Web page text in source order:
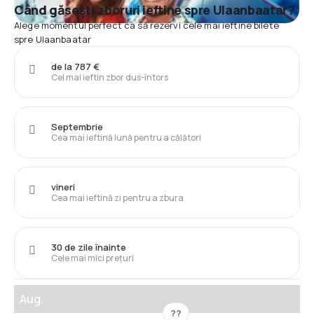
Când găsești zboruri ieftine spre Ulaanbaatar?
Alege momentul perfect ca să rezervi cele mai ieftine bilete
spre Ulaanbaatar
Cel mai ieftin zbor dus-întors
de la 787 €
Cea mai ieftină lună pentru a călători
Septembrie
Cea mai ieftină zi pentru a zbura
vineri
Cele mai mici prețuri
30 de zile înainte
Aug.
??